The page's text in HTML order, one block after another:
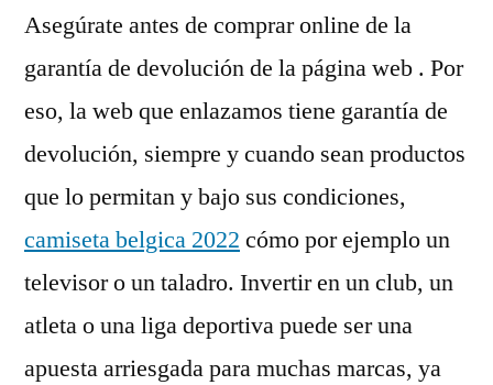
Asegúrate antes de comprar online de la
garantía de devolución de la página web . Por
eso, la web que enlazamos tiene garantía de
devolución, siempre y cuando sean productos
que lo permitan y bajo sus condiciones,
camiseta belgica 2022 cómo por ejemplo un
televisor o un taladro. Invertir en un club, un
atleta o una liga deportiva puede ser una
apuesta arriesgada para muchas marcas, ya